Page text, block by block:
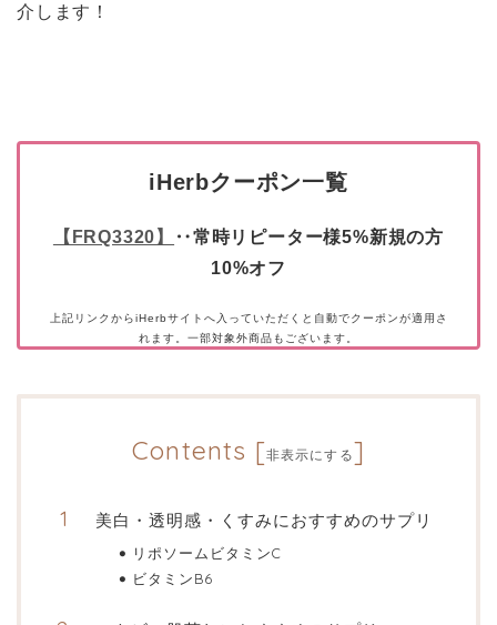
介します！
iHerbクーポン一覧
【FRQ3320】
‥常時リピーター様5%新規の方
10%オフ
上記リンクからiHerbサイトへ入っていただくと自動でクーポンが適用さ
れます。一部対象外商品もございます。
Contents [非表示にする]
美白・透明感・くすみにおすすめのサプリ
リポソームビタミンC
ビタミンB6